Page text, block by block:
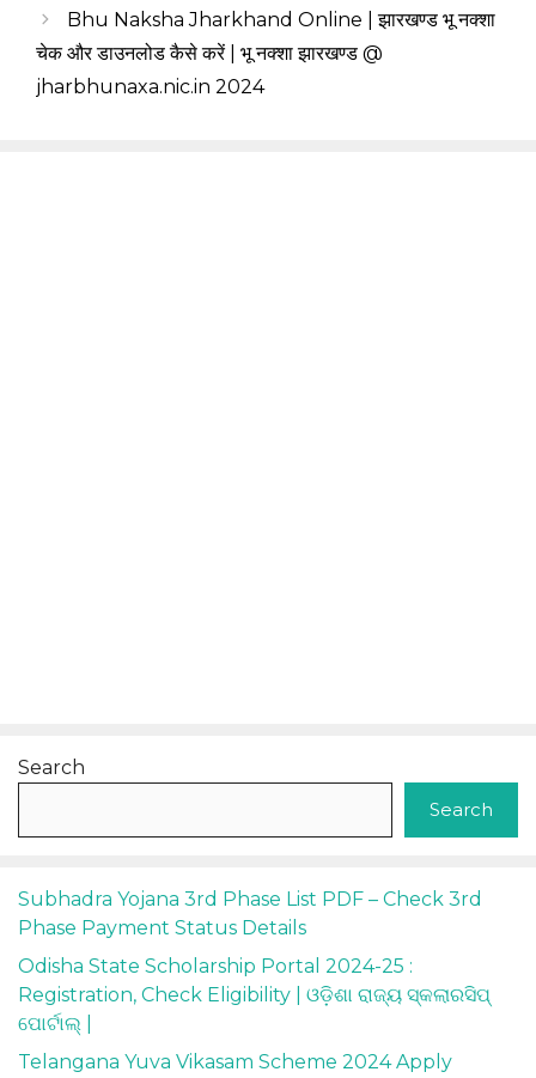
Bhu Naksha Jharkhand Online | झारखण्ड भू नक्शा
चेक और डाउनलोड कैसे करें | भू नक्शा झारखण्ड @
jharbhunaxa.nic.in 2024
Search
Search
Subhadra Yojana 3rd Phase List PDF – Check 3rd
Phase Payment Status Details
Odisha State Scholarship Portal 2024-25 :
Registration, Check Eligibility | ଓଡ଼ିଶା ରାଜ୍ୟ ସ୍କଲାରସିପ୍
ପୋର୍ଟାଲ୍ |
Telangana Yuva Vikasam Scheme 2024 Apply